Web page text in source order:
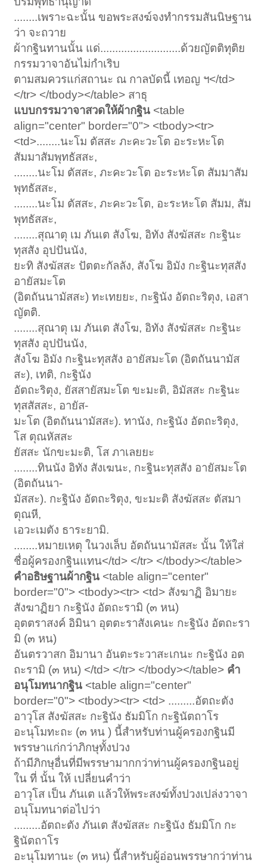
........เพราะฉะนั้น ขอพระสงฆ์จงทำกรรมสันนิษฐาน
ว่า จะถวาย
ผ้ากฐินทานนั้น แด่...........................ด้วยญัตติทุติย
กรรมวาจาอันไม่กำเริบ
ตามสมควรแก่สถานะ ณ กาลบัดนี้ เทอญ ฯ</td>
</tr> </tbody></table> สาธุ
แบบกรรมวาจาสวดให้ผ้ากฐิน <table
align="center" border="0"> <tbody><tr>
<td>........นะโม ตัสสะ ภะคะวะโต อะระหะโต
สัมมาสัมพุทธัสสะ,
........นะโม ตัสสะ, ภะคะวะโต อะระหะโต สัมมาสัม
พุทธัสสะ,
........นะโม ตัสสะ, ภะคะวะโต, อะระหะโต สัมม, สัม
พุทธัสสะ,
........สุณาตุ เม ภันเต สังโฆ, อิทัง สังฆัสสะ กะฐินะ
ทุสสัง อุปปันนัง,
ยะทิ สังฆัสสะ ปัตตะกัลลัง, สังโฆ อิมัง กะฐินะทุสสัง
อายัสมะโต
(อิตถันนามัสสะ) ทะเทยยะ, กะฐินัง อัตถะริตุง, เอสา
ญัตติ.
........สุณาตุ เม ภันเต สังโฆ, อิทัง สังฆัสสะ กะฐินะ
ทุสสัง อุปปันนัง,
สังโฆ อิมัง กะฐินะทุสสัง อายัสมะโต (อิตถันนามัส
สะ), เทติ, กะฐินัง
อัตถะริตุง, ยัสสายัสมะโต ขะมะติ, อิมัสสะ กะฐินะ
ทุสสัสสะ, อายัส-
มะโต (อิตถันนามัสสะ). ทานัง, กะฐินัง อัตถะริตุง,
โส ตุณหัสสะ
ยัสสะ นักขะมะติ, โส ภาเลยยะ
........ทินนัง อิทัง สังเฆนะ, กะฐินะทุสสัง อายัสมะโต
(อิตถันนา-
มัสสะ). กะฐินัง อัตถะริตุง, ขะมะติ สังฆัสสะ ตัสมา
ตุณหี,
เอวะเมตัง ธาระยามิ.
........หมายเหตุ ในวงเล็บ อัตถันนามัสสะ นั้น ให้ใส่
ชื่อผู้ครองกฐินแทน</td> </tr> </tbody></table>
คำอธิษฐานผ้ากฐิน <table align="center"
border="0"> <tbody><tr> <td> สังฆาฏิ อิมายะ
สังฆาฏิยา กะฐินัง อัตถะรามิ (๓ หน)
อุตตราสงค์ อิมินา อุตตะราสังเคนะ กะฐินัง อัตถะรา
มิ (๓ หน)
อันตรวาสก อิมานา อันตะระวาสะเกนะ กะฐินัง อต
ถะรามิ (๓ หน) </td> </tr> </tbody></table> คำ
อนุโมทนากฐิน <table align="center"
border="0"> <tbody><tr> <td> .........อัตถะตัง
อาวุโส สังฆัสสะ กะฐินัง ธัมมิโก กะฐินัตถาโร
อะนุโมทะถะ (๓ หน ) นี้สำหรับท่านผู้ครองกฐินมี
พรรษาแก่กว่าภิกษุทั้งปวง
ถ้ามีภิกษุอื่นที่มีพรรษามากกว่าท่านผู้ครองกฐินอยู่
ใน ที่ นั้น ให้ เปลี่ยนคำว่า
อาวุโส เป็น ภันเต แล้วให้พระสงฆ์ทั้งปวงเปล่งวาจา
อนุโมทนาต่อไปว่า
.........อัตถะตัง ภันเต สังฆัสสะ กะฐินัง ธัมมิโก กะ
ฐินัตถาโร
อะนุโมทานะ (๓ หน) นี้สำหรับผู้อ่อนพรรษากว่าท่าน